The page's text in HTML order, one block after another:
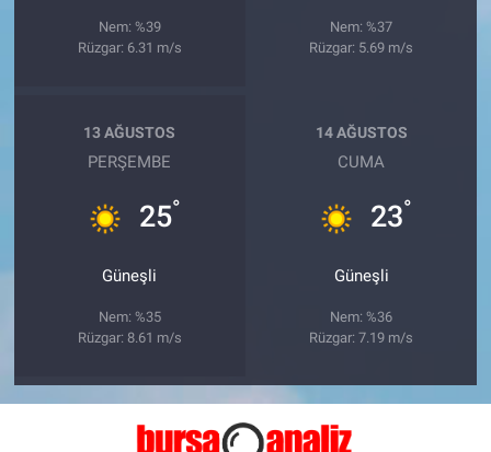
Nem: %39
Rüzgar: 6.31 m/s
Nem: %37
Rüzgar: 5.69 m/s
13 AĞUSTOS
PERŞEMBE
25°
Güneşli
Nem: %35
Rüzgar: 8.61 m/s
14 AĞUSTOS
CUMA
23°
Güneşli
Nem: %36
Rüzgar: 7.19 m/s